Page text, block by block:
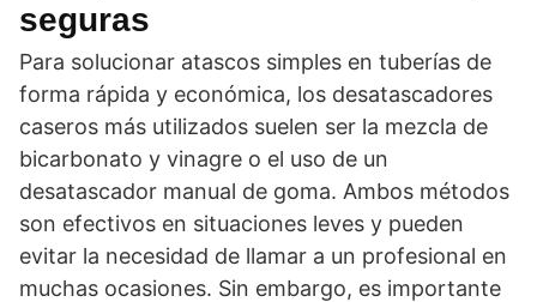
seguras
Para solucionar atascos simples en tuberías de
forma rápida y económica, los desatascadores
caseros más utilizados suelen ser la mezcla de
bicarbonato y vinagre o el uso de un
desatascador manual de goma. Ambos métodos
son efectivos en situaciones leves y pueden
evitar la necesidad de llamar a un profesional en
muchas ocasiones. Sin embargo, es importante